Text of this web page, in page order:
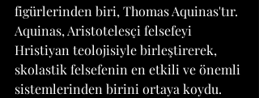
figürlerinden biri, Thomas Aquinas'tır.
Aquinas, Aristotelesçi felsefeyi
Hristiyan teolojisiyle birleştirerek,
skolastik felsefenin en etkili ve önemli
sistemlerinden birini ortaya koydu.